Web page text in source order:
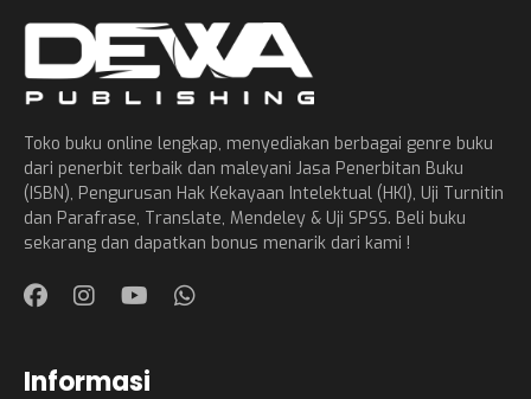
Toko buku online lengkap, menyediakan berbagai genre buku
dari penerbit terbaik dan maleyani Jasa Penerbitan Buku
(ISBN), Pengurusan Hak Kekayaan Intelektual (HKI), Uji Turnitin
dan Parafrase, Translate, Mendeley & Uji SPSS. Beli buku
sekarang dan dapatkan bonus menarik dari kami !
Informasi